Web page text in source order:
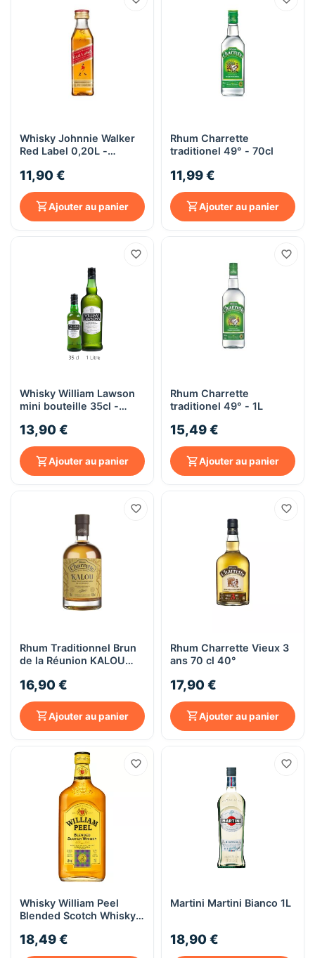
Whisky Johnnie Walker
Red Label 0,20L -
11,90 €
Ajouter au panier
Rhum Charrette
traditionel 49° - 70cl
11,99 €
Ajouter au panier
Whisky William Lawson
mini bouteille 35cl -
13,90 €
Ajouter au panier
Rhum Charrette
traditionel 49° - 1L
15,49 €
Ajouter au panier
Rhum Traditionnel Brun
de la Réunion KALOU
Charrette
16,90 €
Ajouter au panier
Rhum Charrette Vieux 3
ans 70 cl 40°
17,90 €
Ajouter au panier
Whisky William Peel
Blended Scotch Whisky -
18,49 €
Martini Martini Bianco 1L
18,90 €